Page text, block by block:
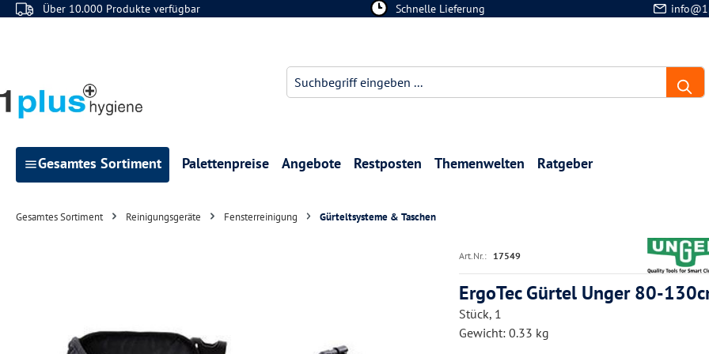
Hauptinhalt springen
Zur Suche springen
Zur Hauptnavigation springen
Über 10.000 Produkte verfügbar Schnelle Lieferung
Gesamtes Sortiment Palettenpreise Angebote Restposten Themenwelten Ratgeber
Gesamtes Sortiment Reinigungsgeräte Fensterreinigung Gürteltsysteme & Taschen
Art.Nr.: 17549
ErgoTec Gürtel Unger 80-
Stück, 1
Gewicht: 0.33 kg